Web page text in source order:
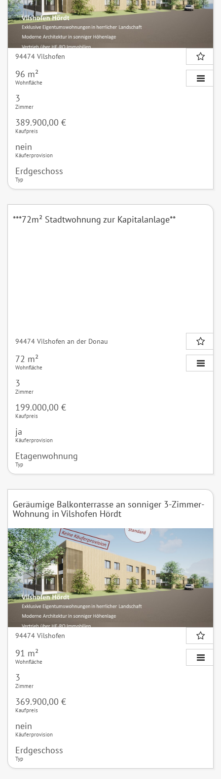
94474 Vilshofen
96 m²
Wohnfläche
3
Zimmer
389.900,00 €
Kaufpreis
nein
Käuferprovision
Erdgeschoss
Typ
***72m² Stadtwohnung zur Kapitalanlage**
94474 Vilshofen an der Donau
72 m²
Wohnfläche
3
Zimmer
199.000,00 €
Kaufpreis
ja
Käuferprovision
Etagenwohnung
Typ
Geräumige Balkonterrasse an sonniger 3-Zimmer-
Wohnung in Vilshofen Hördt
94474 Vilshofen
91 m²
Wohnfläche
3
Zimmer
369.900,00 €
Kaufpreis
nein
Käuferprovision
Erdgeschoss
Typ